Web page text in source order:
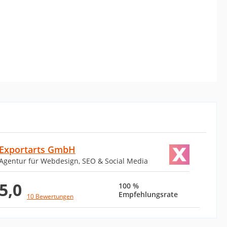
Exportarts GmbH
für Webdesign, SEO & Social Media
5,0 10 Bewertungen
100 %
Empfehlungsrate